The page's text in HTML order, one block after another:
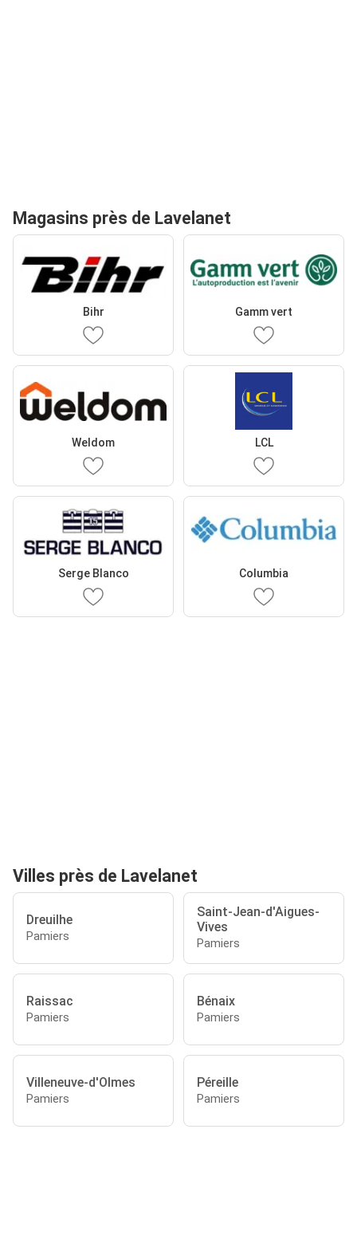
Magasins près de Lavelanet
Bihr Gamm vert
Weldom LCL
Serge Blanco Columbia
Villes près de Lavelanet
Dreuilhe
Pamiers
Saint-Jean-d'Aigues-
Vives
Pamiers
Raissac
Pamiers
Bénaix
Pamiers
Villeneuve-d'Olmes
Pamiers
Péreille
Pamiers